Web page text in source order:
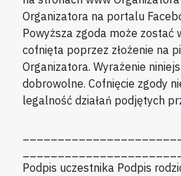
Organizatora na portalu
Powyższa zgoda może zostać
cofnięta poprzez złożenie na
Organizatora. Wyrażenie
dobrowolne. Cofnięcie zgody
legalność działań podjętych
Podpis uczestnika Podpis